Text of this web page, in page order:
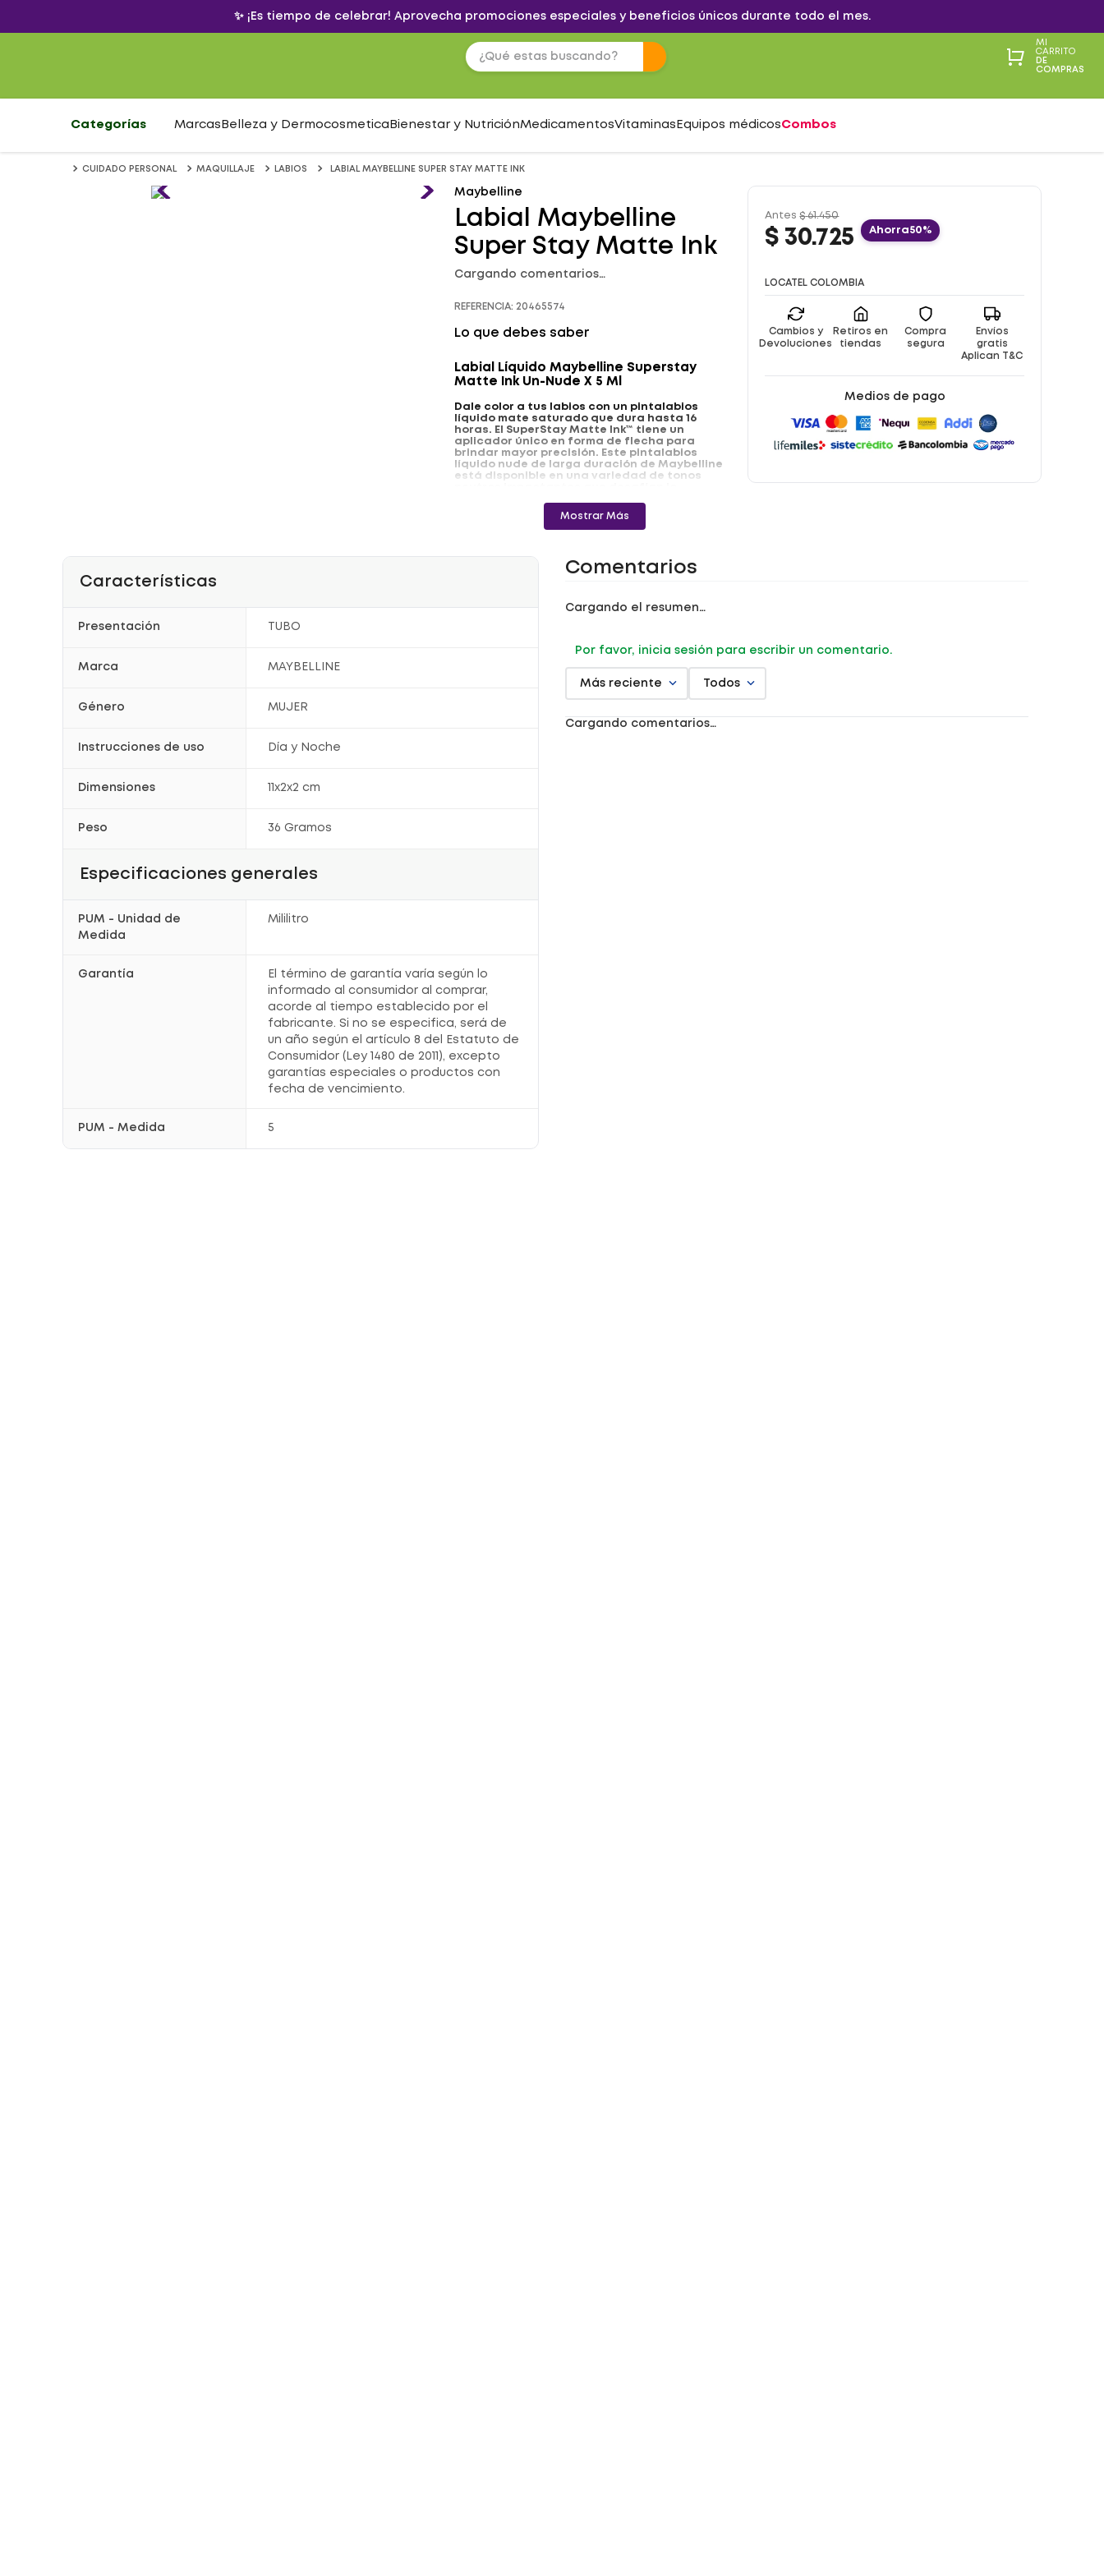
✨ ¡Es tiempo de celebrar! Aprovecha promociones especiales y beneficios únicos durante todo el mes.
MI
CARRITO
DE
COMPRAS
Categorías Marcas Belleza y Dermocosmetica Bienestar y NutriciónMedicamentosVitaminas Equipos médicosCombos
CUIDADO PERSONAL MAQUILLAJE LABIOS LABIAL MAYBELLINE SUPER STAY MATTE INK
Maybelline
Labial Maybelline
Super Stay Matte Ink
Cargando comentarios…
REFERENCIA: 20465574
Lo que debes saber
Labial Líquido Maybelline Superstay
Matte Ink Un-Nude X 5 Ml
Dale color a tus labios con un pintalabios
líquido mate saturado que dura hasta 16
horas. El SuperStay Matte Ink™ tiene un
aplicador único en forma de flecha para
brindar mayor precisión. Este pintalabios
líquido nude de larga duración de Maybelline
está disponible en una variedad de tonos
- Paso 1. Aplica el pintalabios líquido en el
- Paso 2. Desliza el pintalabios líquido sobre
- Paso 3. Deja que el producto se seque.
Mostrar Más
Antes$ 61.450
$ 30.725 Ahorra50%
LOCATEL COLOMBIA
Cambios y
Devoluciones
Retiros en
tiendas
Compra
segura
Envíos
gratis
Aplican T&C
Medios de pago
Características
Presentación TUBO
Marca MAYBELLINE
Género MUJER
Instrucciones de uso Día y Noche
Dimensiones 11x2x2 cm
Peso 36 Gramos
Especificaciones generales
PUM - Unidad de
Medida
Mililitro
Garantía
El término de garantía varía según lo
informado al consumidor al comprar,
acorde al tiempo establecido por el
fabricante. Si no se especifica, será de
un año según el artículo 8 del Estatuto de
Consumidor (Ley 1480 de 2011), excepto
garantías especiales o productos con
fecha de vencimiento.
PUM - Medida 5
Comentarios
Cargando el resumen…
Por favor, inicia sesión para escribir un comentario.
Más reciente Todos
Cargando comentarios…